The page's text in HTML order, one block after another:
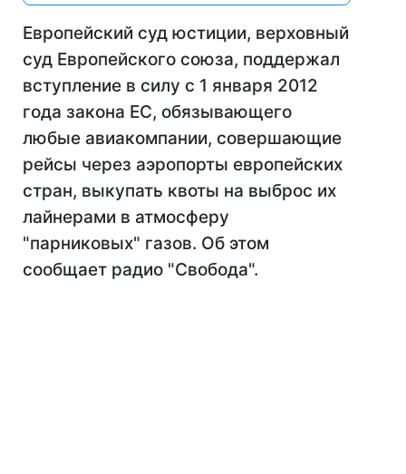
Европейский суд юстиции, верховный
суд Европейского союза, поддержал
вступление в силу с 1 января 2012
года закона ЕС, обязывающего
любые авиакомпании, совершающие
рейсы через аэропорты европейских
стран, выкупать квоты на выброс их
лайнерами в атмосферу
"парниковых" газов. Об этом
сообщает радио "Свобода".